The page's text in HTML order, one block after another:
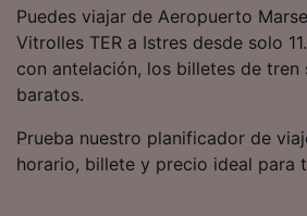
Puedes viajar de Aeropuerto
Vitrolles TER a Istres desde solo
con antelación, los billetes de tren
baratos.
Prueba nuestro planificador de
horario, billete y precio ideal para